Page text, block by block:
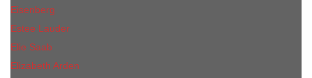
Eisenberg
Еsteе Lаudеr
Elie Saab
Elizabeth Arden